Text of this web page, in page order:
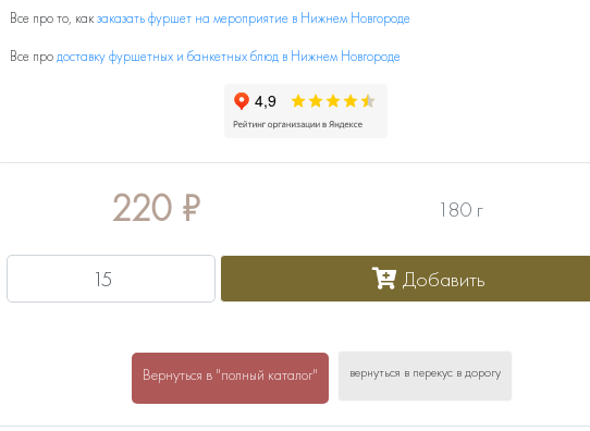
Все про то, какзаказать фуршет на мероприятие в Нижнем Новгороде
Все продоставку фуршетных и банкетных блюд в Нижнем Новгороде
220₽ 180 г
Добавить
Вернуться в "полный каталог" вернуться в перекус в дорогу